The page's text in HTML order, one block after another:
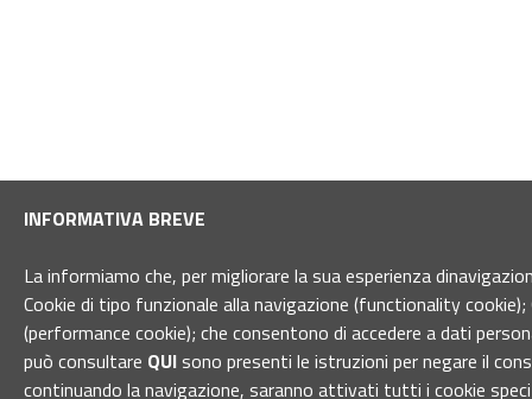
INFORMATIVA BREVE
La informiamo che, per migliorare la sua esperienza
Cookie di tipo funzionale alla navigazione (functionality
(performance cookie); che consentono di accedere a dati
può consultare QUIsono presenti le istruzioni per negare il
continuando la navigazione, saranno attivati tutti i cookie